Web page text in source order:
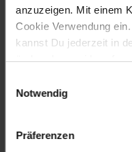
anzuzeigen. Mit einem
Cookie Verwendung
kannst Du jederzeit in
ändern bzw. widerrufen.
Notwendig
Präferenzen
Lieferumfang:1x Huawei
White, Kabellose
Schnellstartanleitung,
Garantiekarte
Artikelnummer: